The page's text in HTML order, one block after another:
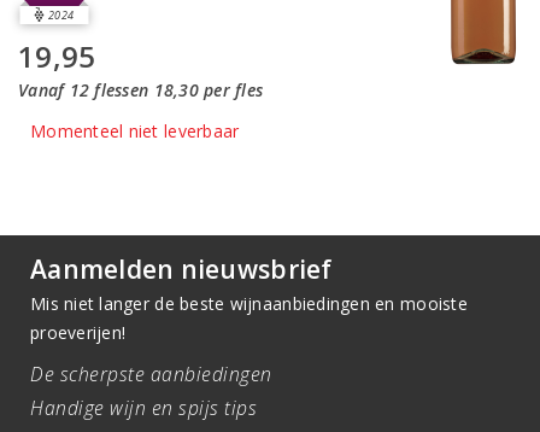
2024
19,95
Vanaf 12 flessen 18,30 per fles
Momenteel niet leverbaar
Aanmelden nieuwsbrief
Mis niet langer de beste wijnaanbiedingen en mooiste
proeverijen!
De scherpste aanbiedingen
Handige wijn en spijs tips